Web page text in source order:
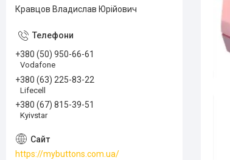
Кравцов Владислав Юрійович
+380 (50) 950-66-61
Vodafone
+380 (63) 225-83-22
Lifecell
+380 (67) 815-39-51
Kyivstar
https://mybuttons.com.ua/